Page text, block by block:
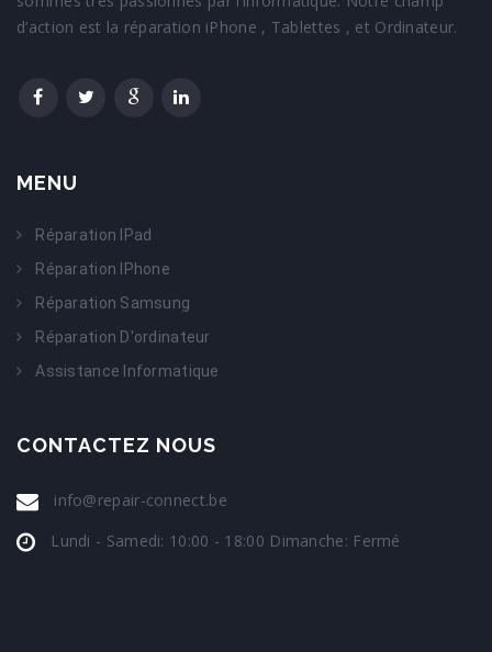
d’action est la réparation iPhone , Tablettes , et Ordinateur.
MENU
Réparation IPad
Réparation IPhone
Réparation Samsung
Réparation D'ordinateur
Assistance Informatique
CONTACTEZ NOUS
info@repair-connect.be
Lundi - Samedi: 10:00 - 18:00 Dimanche: Fermé